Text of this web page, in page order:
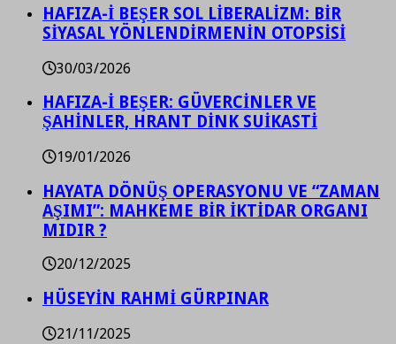
HAFIZA-İ BEŞER SOL LİBERALİZM: BİR
SİYASAL YÖNLENDİRMENİN OTOPSİSİ
30/03/2026
HAFIZA-İ BEŞER: GÜVERCİNLER VE
ŞAHİNLER, HRANT DİNK SUİKASTİ
19/01/2026
HAYATA DÖNÜŞ OPERASYONU VE “ZAMAN
AŞIMI”: MAHKEME BİR İKTİDAR ORGANI
MIDIR ?
20/12/2025
HÜSEYİN RAHMİ GÜRPINAR
21/11/2025